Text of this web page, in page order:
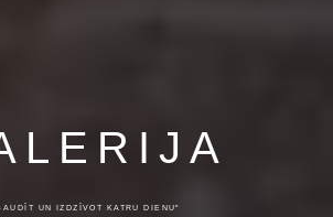
UN IZDZĪVOT KATRU DIENU"